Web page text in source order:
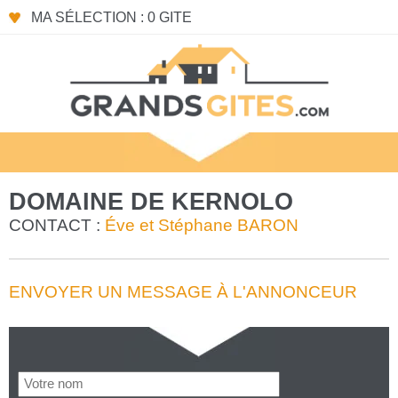
MA SÉLECTION : 0 GITE
DOMAINE DE KERNOLO
CONTACT : Éve et Stéphane BARON
ENVOYER UN MESSAGE À L'ANNONCEUR